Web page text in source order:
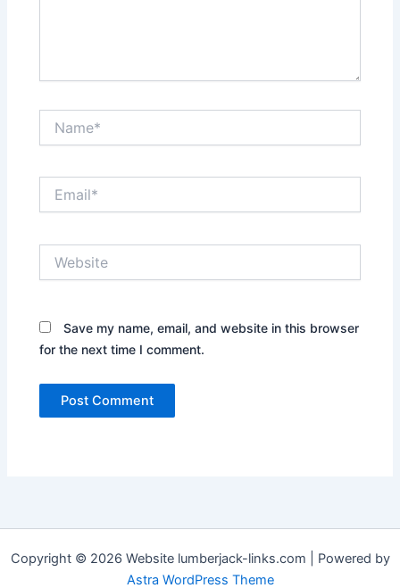
Save my name, email, and website in this browser
for the next time I comment.
Copyright © 2026 Website lumberjack-links.com | Powered by
Astra WordPress Theme